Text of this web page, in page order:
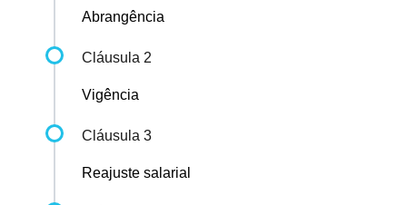
Abrangência
Cláusula 2
Vigência
Cláusula 3
Reajuste salarial